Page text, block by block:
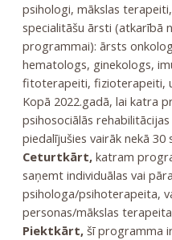
psihologi, mākslas
specialitāšu ārsti (atkarībā
programmai): ārsts
hematologs, ginekologs,
fitoterapeiti, fizioterapeiti,
Kopā 2022.gadā, lai katra
psihosociālās
piedalījušies vairāk nekā 30
Ceturtkārt,katram
saņemt individuālas vai
psihologa/psihoterapeita,
personas/mākslas
Piektkārt,šī programma